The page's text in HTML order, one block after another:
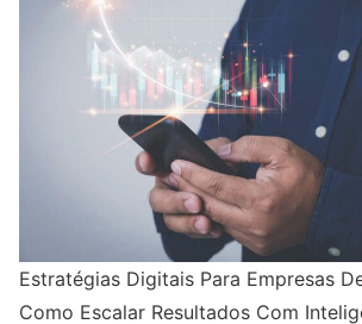
Estratégias Digitais Para Empresas
Como Escalar Resultados Com